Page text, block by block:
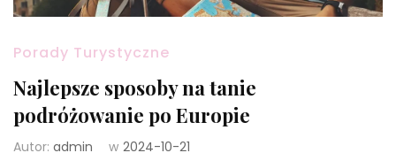
Porady Turystyczne
Najlepsze sposoby na tanie
podróżowanie po Europie
Autor: admin w 2024-10-21